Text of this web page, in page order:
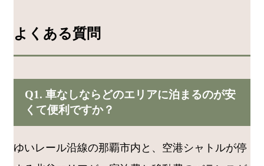
よくある質問
Q1. 車なしならどのエリアに泊まるのが安
くて便利ですか？
ゆいレール沿線の那覇市内と、空港シャトルが停